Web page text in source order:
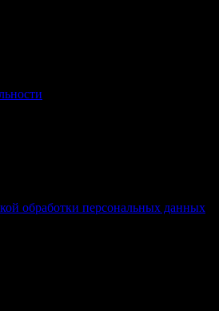
обработки персональных данных